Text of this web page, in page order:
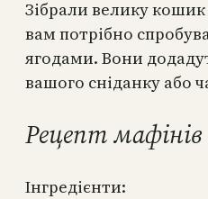
Зібрали велику кошик
вам потрібно
ягодами. Вони
вашого сніданку або
Рецепт
Інгредієнти: